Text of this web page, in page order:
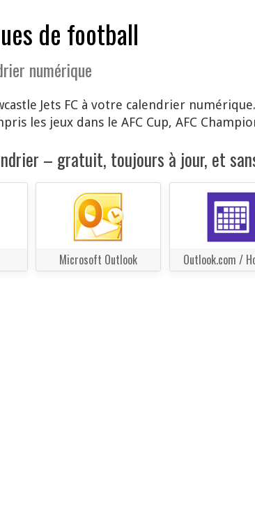
de football
numérique
Jets FC à votre calendrier
les jeux dans le AFC Cup, AFC
– gratuit, toujours à jour, et
Microsoft Outlook Outlook.com /